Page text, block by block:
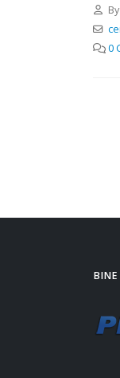
By
0